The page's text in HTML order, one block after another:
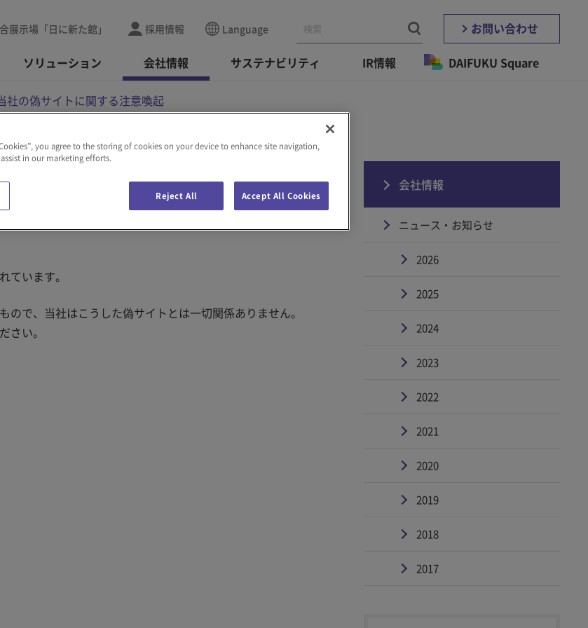
展示場「日に新た館」 採用情報 Language お問い合わせ
ソリューション 会社情報 サステナビリティ IR情報 DAIFUKU Square
社の偽サイトに関する注意喚起
に関する注意喚起
ています。
で、当社はこうした偽サイトとは一切関係ありません。
さい。
会社情報
ニュース・お知らせ
2026
2025
2024
2023
2022
2021
2020
2019
2018
2017
you agree to the storing of cookies on your device to enhance site navigation,
in our marketing efforts.
Reject All Accept All Cookies